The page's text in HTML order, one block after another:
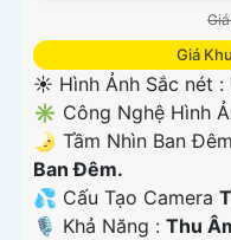
Giá
☀️ Hình Ảnh Sắc nét :
✳️ Công Nghệ Hình
🌛 Tầm Nhìn Ban
Ban Ðêm.
💦 Cấu Tạo Camera
️🎙 Khả Năng : Thu